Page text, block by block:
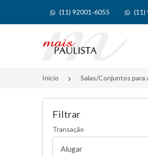
(11) 92001-6055 (11)
Página inicial
Início Salas/Conjuntos para
Filtrar
Transação